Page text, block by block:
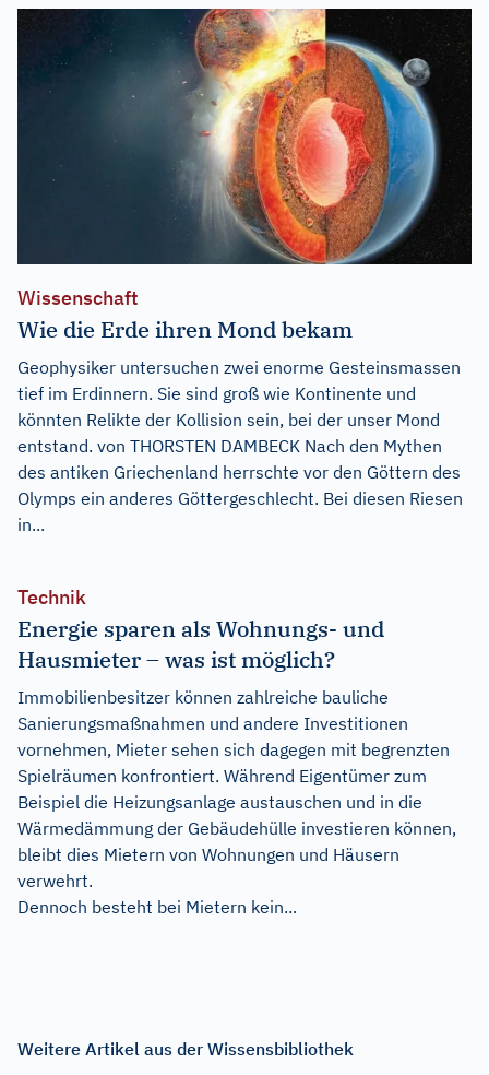
Wissenschaft
Wie die Erde ihren Mond bekam
Geophysiker untersuchen zwei enorme Gesteinsmassen
tief im Erdinnern. Sie sind groß wie Kontinente und
könnten Relikte der Kollision sein, bei der unser Mond
entstand. von THORSTEN DAMBECK Nach den Mythen
des antiken Griechenland herrschte vor den Göttern des
Olymps ein anderes Göttergeschlecht. Bei diesen Riesen
in...
Technik
Energie sparen als Wohnungs- und
Hausmieter – was ist möglich?
Immobilienbesitzer können zahlreiche bauliche
Sanierungsmaßnahmen und andere Investitionen
vornehmen, Mieter sehen sich dagegen mit begrenzten
Spielräumen konfrontiert. Während Eigentümer zum
Beispiel die Heizungsanlage austauschen und in die
Wärmedämmung der Gebäudehülle investieren können,
bleibt dies Mietern von Wohnungen und Häusern
verwehrt.
Dennoch besteht bei Mietern kein...
Weitere Artikel aus der Wissensbibliothek